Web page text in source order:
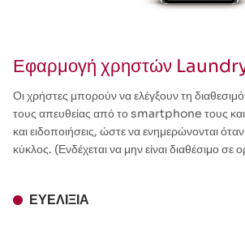
Εφαρμογή χρηστών
Οι χρήστες μπορούν να ελέγξουν τη
τους απευθείας από το smartphone τους
και ειδοποιήσεις, ώστε να ενημερώνονται
κύκλος. (Ενδέχεται να μην είναι διαθέσιμο σε
ΕΥΕΛΙΞΊΑ